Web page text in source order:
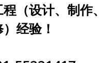
（设计、制作、
经验！